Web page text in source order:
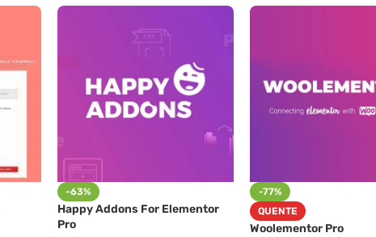
-63%
Happy Addons For Elementor
Pro
-77%
QUENTE
Woolementor Pro